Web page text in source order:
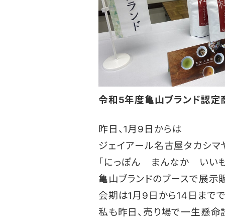
令和5年度亀山ブランド認定
昨日、1月9日からは
ジェイアール名古屋タカシ
「にっぽん まんなか いいも
亀山ブランドのブースで展示
会期は1月9日から14日まで
私も昨日、売り場で一生懸命